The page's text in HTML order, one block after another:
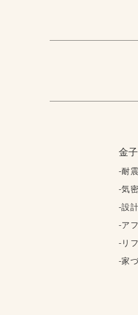
金
-耐
-気
-設
-ア
-リ
-家